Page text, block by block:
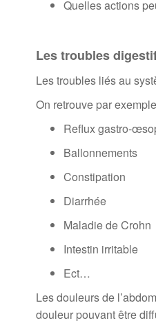
Quelles actions
Les troubles
Les troubles liés au
On retrouve par
Reflux gastro-
Ballonnements
Constipation
Diarrhée
Maladie de Crohn
Intestin irritable
Ect…
Les douleurs de
douleur pouvant être